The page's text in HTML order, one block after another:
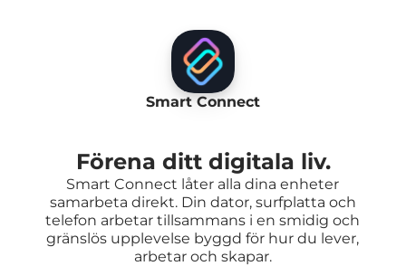
Smart Connect
Förena ditt digitala liv.
Smart Connect låter alla dina enheter
samarbeta direkt. Din dator, surfplatta och
telefon arbetar tillsammans i en smidig och
gränslös upplevelse byggd för hur du lever,
arbetar och skapar.